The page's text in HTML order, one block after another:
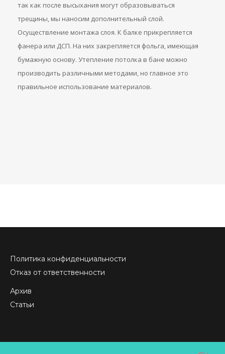
так как после высыхания могут образовываться
трещины, мы наносим дополнительный слой.
Осуществление монтажа слоя. К балке прикрепляется
фанера или ДСП. На них закрепляется фольга, имеющая
бумажную основу. Утепление потолка в бане можно
производить различными методами, но главное это
правильное использование материалов.
Политика конфиденциальности
Отказ от ответственности
Архив
Статьи